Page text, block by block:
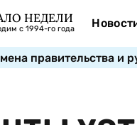
НЕДЕЛИ
с 1994-го года
правительства и